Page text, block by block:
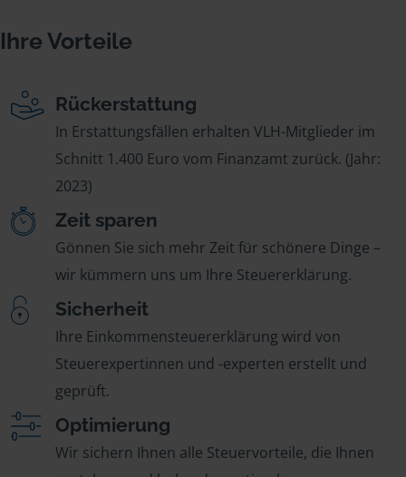
Ihre Vorteile
Rückerstattung
In Erstattungsfällen erhalten VLH-Mitglieder im
Schnitt 1.400 Euro vom Finanzamt zurück. (Jahr:
2023)
Zeit sparen
Gönnen Sie sich mehr Zeit für schönere Dinge –
wir kümmern uns um Ihre Steuererklärung.
Sicherheit
Ihre Einkommensteuererklärung wird von
Steuerexpertinnen und -experten erstellt und
geprüft.
Optimierung
Wir sichern Ihnen alle Steuervorteile, die Ihnen